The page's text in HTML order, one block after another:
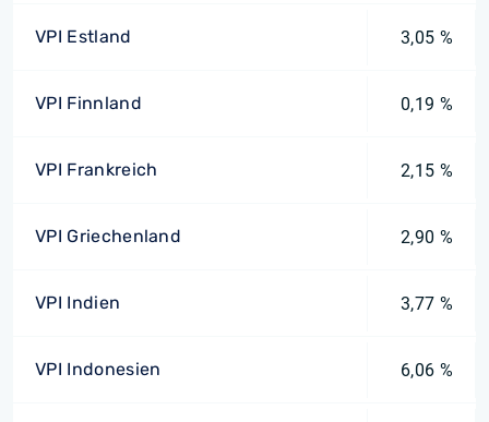
VPI Estland 3,05 %
VPI Finnland 0,19 %
VPI Frankreich 2,15 %
VPI Griechenland 2,90 %
VPI Indien 3,77 %
VPI Indonesien 6,06 %